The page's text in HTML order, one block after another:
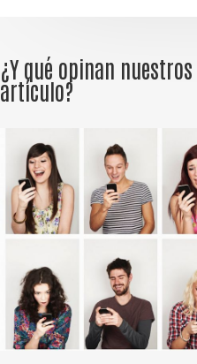
¿Y qué opinan
artículo?